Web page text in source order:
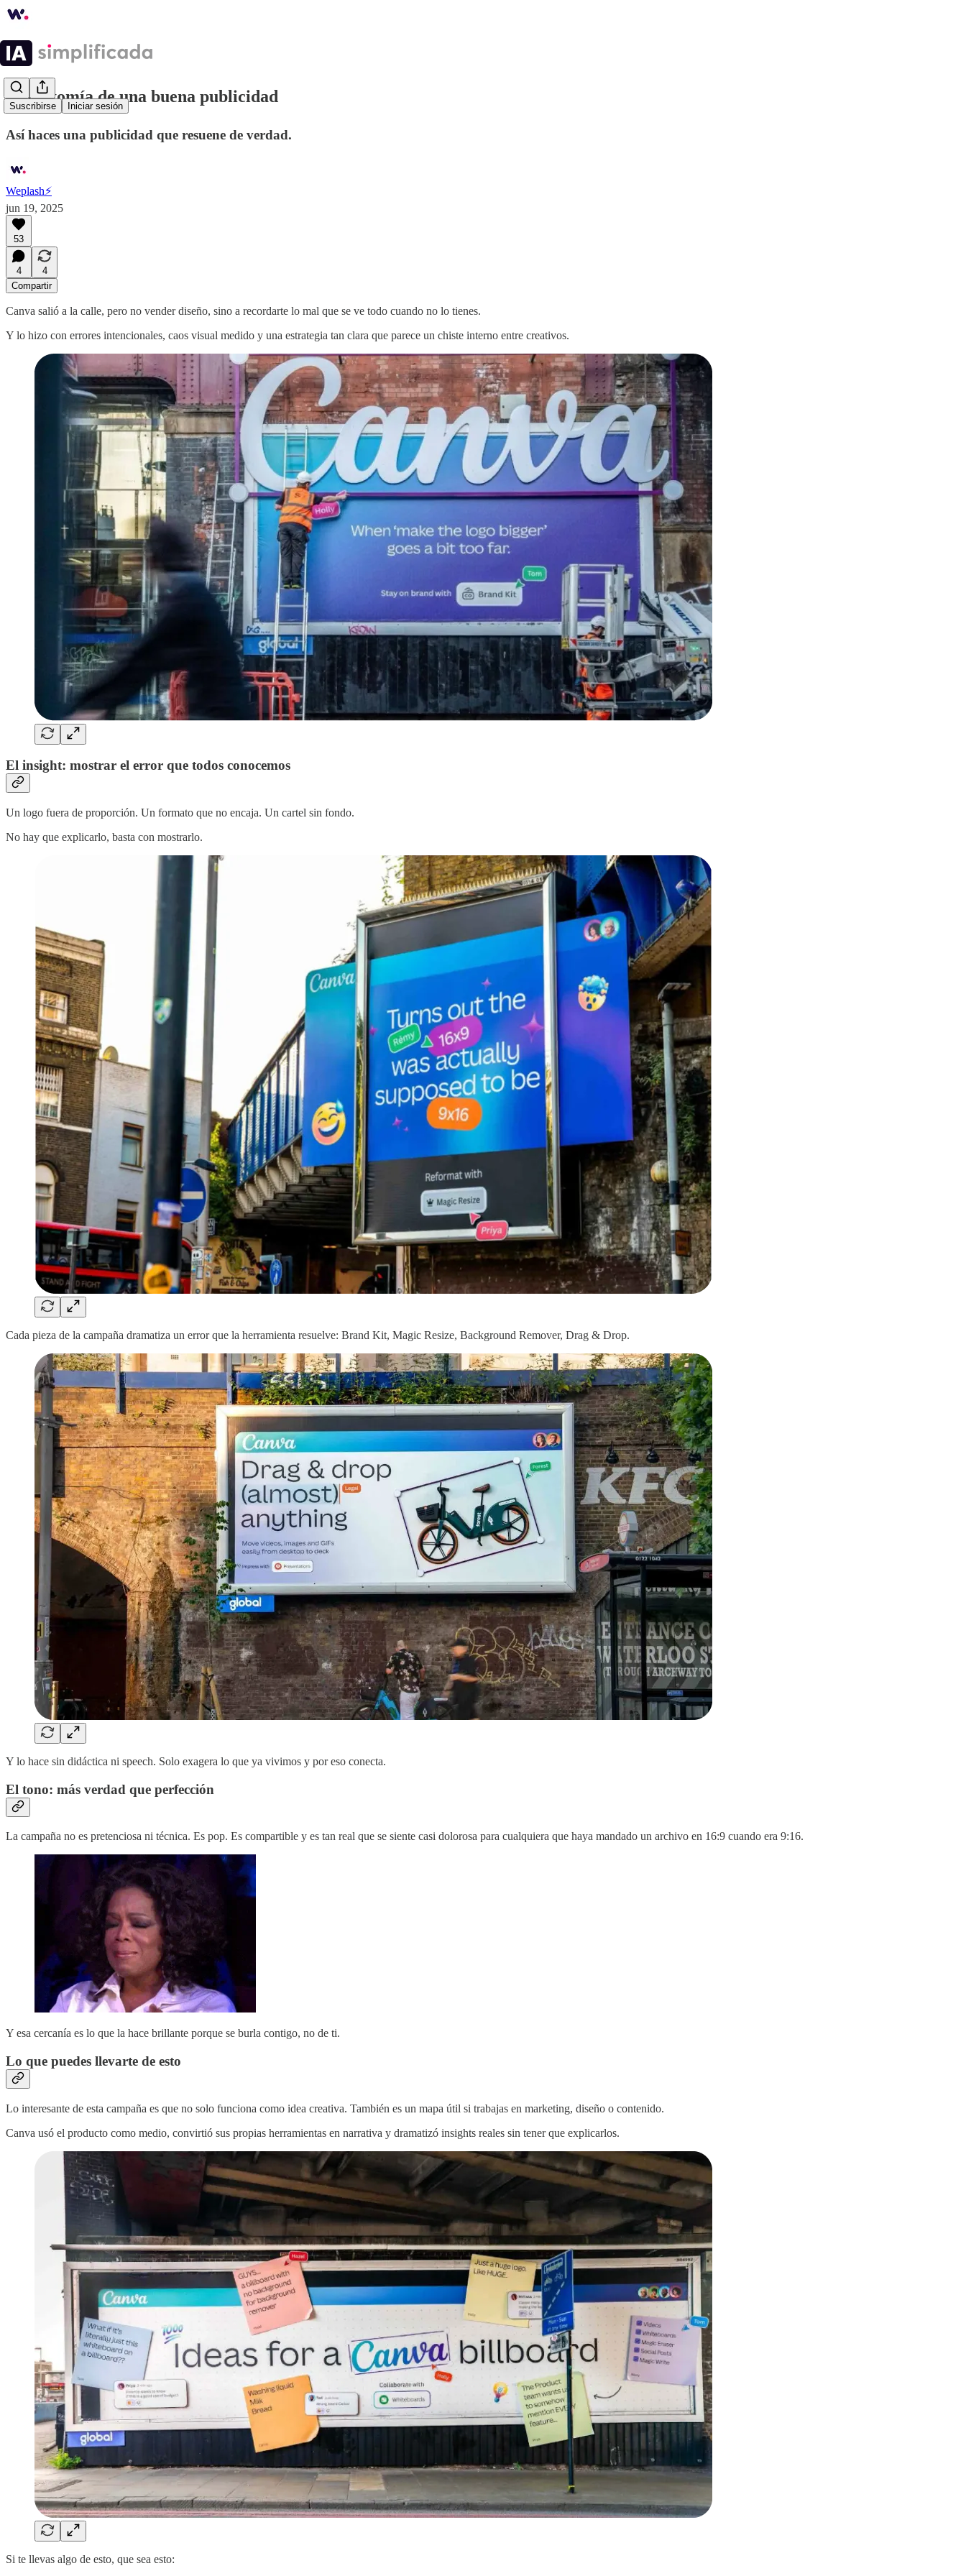
Suscribirse Iniciar sesión
⚡️ Anatomía de una buena publicidad
Así haces una publicidad que resuene de verdad.
Weplash⚡️
jun 19, 2025
53
4
4
Compartir
Canva salió a la calle, pero no vender diseño, sino a recordarte lo mal que se ve todo cuando no lo tienes.
Y lo hizo con errores intencionales, caos visual medido y una estrategia tan clara que parece un chiste interno entre creativos.
El insight: mostrar el error que todos conocemos
Un logo fuera de proporción. Un formato que no encaja. Un cartel sin fondo.
No hay que explicarlo, basta con mostrarlo.
Cada pieza de la campaña dramatiza un error que la herramienta resuelve: Brand Kit, Magic Resize, Background Remover, Drag & Drop.
Y lo hace sin didáctica ni speech. Solo exagera lo que ya vivimos y por eso conecta.
El tono: más verdad que perfección
La campaña no es pretenciosa ni técnica. Es pop. Es compartible y es tan real que se siente casi dolorosa para cualquiera que haya mandado un archivo en 16:9 cuando era 9:16.
Y esa cercanía es lo que la hace brillante porque se burla contigo, no de ti.
Lo que puedes llevarte de esto
Lo interesante de esta campaña es que no solo funciona como idea creativa. También es un mapa útil si trabajas en marketing, diseño o contenido.
Canva usó el producto como medio, convirtió sus propias herramientas en narrativa y dramatizó insights reales sin tener que explicarlos.
Si te llevas algo de esto, que sea esto: